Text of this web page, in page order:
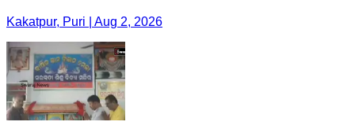
Kakatpur, Puri | Aug 2, 2026